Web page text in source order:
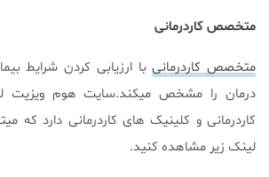
متخصص کاردرمانی
متخصص کاردرمانیبا ارزیابی کردن شرایط
درمان را مشخص میکند.سایت هوم ویزیت
کاردرمانی و کلینیک های کاردرمانی دارد که
لینک زیر مشاهده کنید.